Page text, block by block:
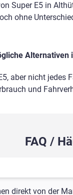
Super E5 in
ohne
aber nicht
und
FAQ /
direkt von der